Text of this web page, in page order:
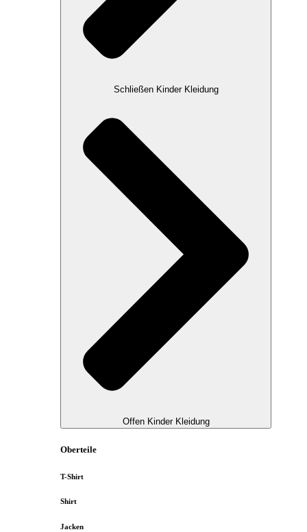
Schließen Kinder Kleidung
Offen Kinder Kleidung
Oberteile
T-Shirt
Shirt
Jacken